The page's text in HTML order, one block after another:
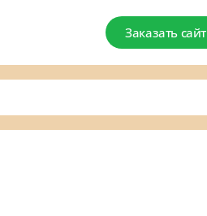
Заказать сайт